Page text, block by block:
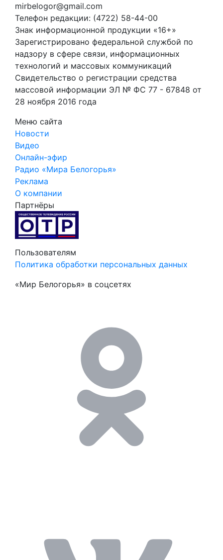
mirbelogor@gmail.com
Телефон редакции: (4722) 58-44-00
Знак информационной продукции «16+»
Зарегистрировано федеральной службой по
надзору в сфере связи, информационных
технологий и массовых коммуникаций
Свидетельство о регистрации средства
массовой информации ЭЛ № ФС 77 - 67848 от
28 ноября 2016 года
Меню сайта
Новости
Видео
Онлайн-эфир
Радио «Мира Белогорья»
Реклама
О компании
Партнёры
Пользователям
Политика обработки персональных данных
«Мир Белогорья» в соцсетях